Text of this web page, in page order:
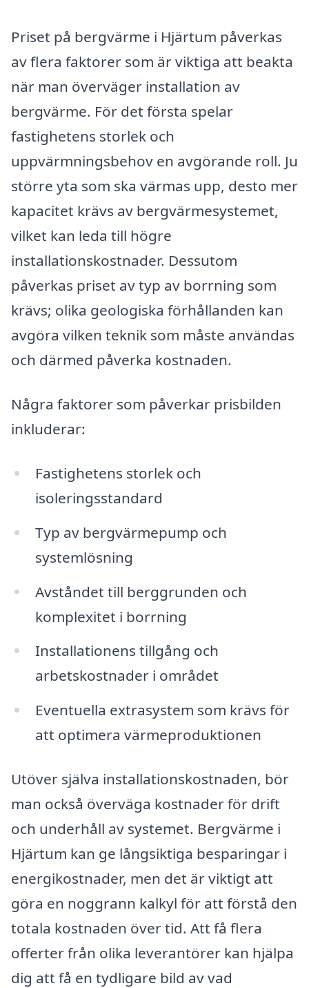
Priset på bergvärme i Hjärtum påverkas
av flera faktorer som är viktiga att beakta
när man överväger installation av
bergvärme. För det första spelar
fastighetens storlek och
uppvärmningsbehov en avgörande roll. Ju
större yta som ska värmas upp, desto mer
kapacitet krävs av bergvärmesystemet,
vilket kan leda till högre
installationskostnader. Dessutom
påverkas priset av typ av borrning som
krävs; olika geologiska förhållanden kan
avgöra vilken teknik som måste användas
och därmed påverka kostnaden.
Några faktorer som påverkar prisbilden
inkluderar:
Fastighetens storlek och
isoleringsstandard
Typ av bergvärmepump och
systemlösning
Avståndet till berggrunden och
komplexitet i borrning
Installationens tillgång och
arbetskostnader i området
Eventuella extrasystem som krävs för
att optimera värmeproduktionen
Utöver själva installationskostnaden, bör
man också överväga kostnader för drift
och underhåll av systemet. Bergvärme i
Hjärtum kan ge långsiktiga besparingar i
energikostnader, men det är viktigt att
göra en noggrann kalkyl för att förstå den
totala kostnaden över tid. Att få flera
offerter från olika leverantörer kan hjälpa
dig att få en tydligare bild av vad